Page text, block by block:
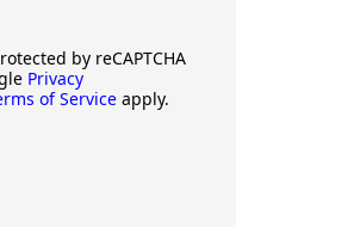
by reCAPTCHA
Privacy
of Service apply.